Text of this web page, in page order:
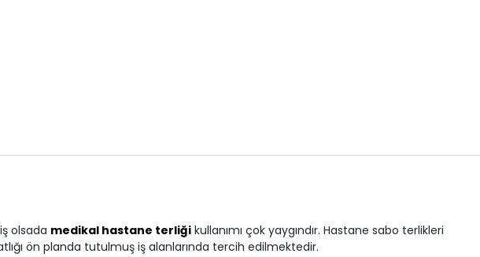
olsada medikal hastane terliğikullanımı çok yaygındır. Hastane sabo terlikleri
ön planda tutulmuş iş alanlarında tercih edilmektedir.